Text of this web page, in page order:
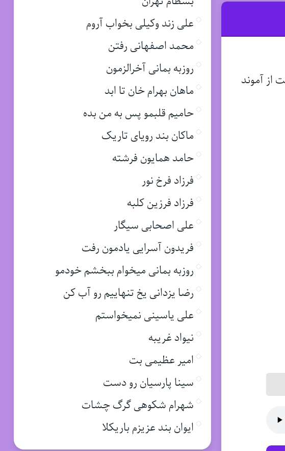
از آموند
علی زند وکیلی بخواب آروم
محمد اصفهانی رفتن
روزبه بمانی آخرالزمون
ماهان بهرام خان تا ابد
حامیم قلبمو پس به من بده
ماکان بند رویای تاریک
حامد همایون فرشته
فرزاد فرخ نور
فرزاد فرزین کلبه
علی اصحابی سیگار
فریدون آسرایی یادمون رفت
روزبه بمانی میخوام ببخشم خودمو
رضا یزدانی یخ تنهاییم رو آب کن
علی یاسینی نمیخواستم
نیواد غریبه
امیر عظیمی بت
سینا پارسیان رو دست
شهرام شکوهی گرگ چشات
ایوان بند عزیزم باریکلا